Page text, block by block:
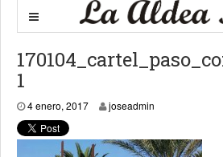
1
4 enero, 20174 enero, 2017
joseadmin